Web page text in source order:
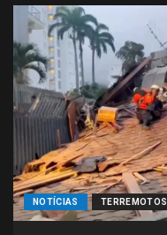
NOTÍCIAS TERREMOTOS